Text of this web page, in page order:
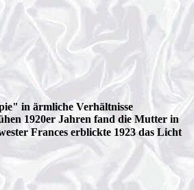
in ärmliche Verhältnisse
1920er Jahren fand die Mutter in
Frances erblickte 1923 das Licht